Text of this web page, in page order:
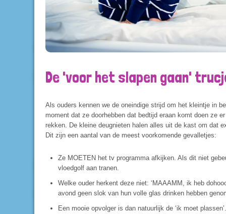
De 'voor het slapen gaan'
Als ouders kennen we de oneindige strijd om het kleintje in
moment dat ze doorhebben dat bedtijd eraan komt doen ze
rekken. De kleine deugnieten halen alles uit de kast om dat
Dit zijn een aantal van de meest voorkomende gevalletjes:
Ze MOETEN het tv programma afkijken. Als dit niet
vloedgolf aan tranen.
Welke ouder herkent deze niet: ‘MAAAMM, ik heb
avond geen slok van hun volle glas drinken hebben
Een mooie opvolger is dan natuurlijk de ‘ik moet